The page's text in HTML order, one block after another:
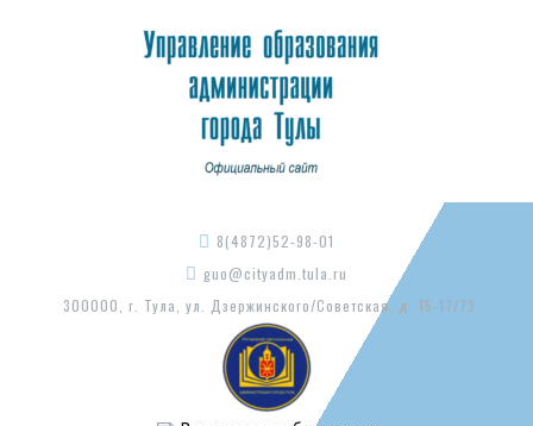
8(4872)52-98-01
guo@cityadm.tula.ru
300000, г. Тула, ул. Дзержинского/Советская, д. 15-17/73